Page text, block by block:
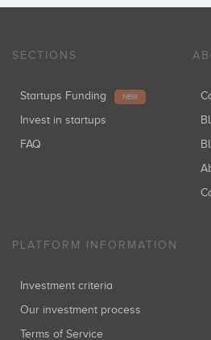
SECTIONS
Startups Funding NEW
Invest in startups
FAQ
PLATFORM INFORMATION
Investment criteria
Our investment process
Terms of Service